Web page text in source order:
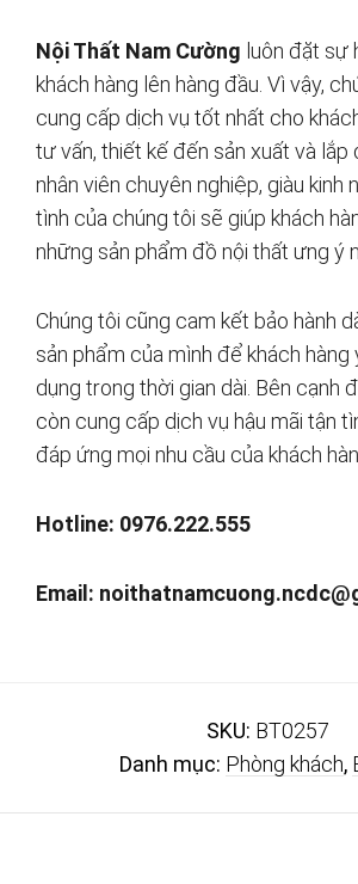
Nội Thất Nam Cường luôn đặt sự
khách hàng lên hàng đầu. Vì vậy,
cung cấp dịch vụ tốt nhất cho
tư vấn, thiết kế đến sản xuất và lắp
nhân viên chuyên nghiệp, giàu kinh
tình của chúng tôi sẽ giúp khách
những sản phẩm đồ nội thất ưng ý
Chúng tôi cũng cam kết bảo hành
sản phẩm của mình để khách
dụng trong thời gian dài. Bên cạnh
còn cung cấp dịch vụ hậu mãi tận
đáp ứng mọi nhu cầu của khách
Hotline: 0976.222.555
Email:
SKU: BT0257
Danh mục: Phòng khách,